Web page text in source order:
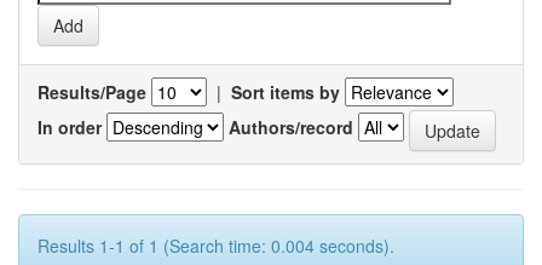
Results/Page | Sort items by
In order
Authors/record
Results 1-1 of 1 (Search time: 0.004 seconds).